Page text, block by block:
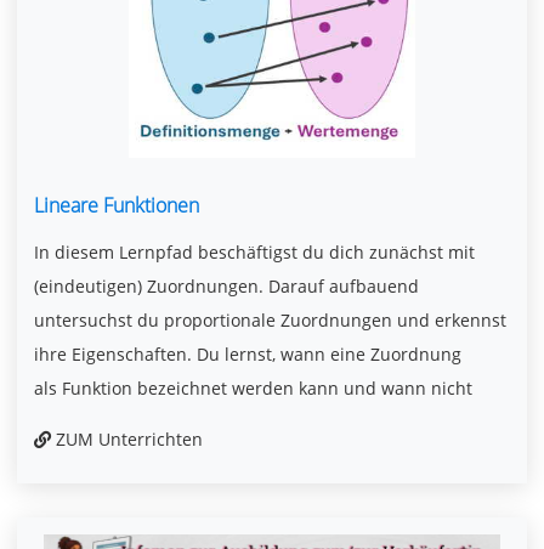
Lineare Funktionen
In diesem Lernpfad beschäftigst du dich zunächst mit
(eindeutigen) Zuordnungen. Darauf aufbauend
untersuchst du proportionale Zuordnungen und erkennst
ihre Eigenschaften. Du lernst, wann eine Zuordnung
als Funktion bezeichnet werden kann und wann nicht
ZUM Unterrichten